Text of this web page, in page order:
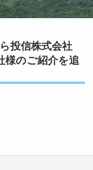
投信株式会社
様のご紹介を追